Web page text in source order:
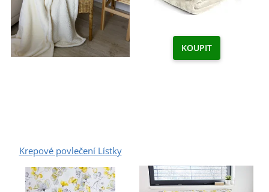
KOUPIT
Krepové povlečení Lístky